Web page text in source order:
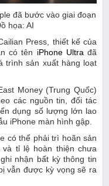
đã bước vào giai đoạn
họa: AI
Press, thiết kế của
có tên iPhone Ultra đã
trình sản xuất hàng loạt
Money (Trung Quốc)
các nguồn tin, đối tác
dụng số lượng lớn lao
iPhone màn hình gập.
có thể phải trì hoãn sản
tỉ lệ hoàn thiện chưa
nhận bất kỳ thông tin
vẫn được kỳ vọng sẽ ra